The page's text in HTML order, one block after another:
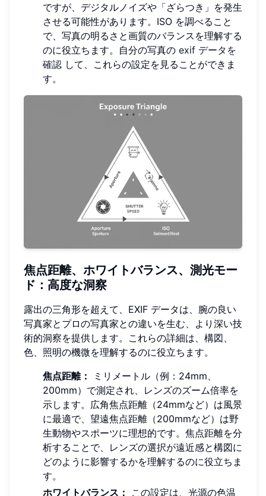
ですが、デジタルノイズや「ざらつき」を発生
させる可能性があります。ISO を調べること
で、写真の明るさと画質のバランスを理解する
のに役立ちます。自分の写真の exif データを
確認 して、これらの設定を見ることができま
す。
焦点距離、ホワイトバランス、測光モー
ド：高度な洞察
露出の三角形を超えて、EXIF データは、腕の良い
写真家とプロの写真家との違いを生む、より深い技
術的洞察を提供します。これらの詳細は、構図、
色、照明の機微を理解するのに役立ちます。
焦点距離：
ミリメートル（例：24mm、
200mm）で測定され、レンズのズーム倍率を
示します。広角焦点距離（24mmなど）は風景
に最適で、望遠焦点距離（200mmなど）は野
生動物やスポーツに理想的です。焦点距離を分
析することで、レンズの選択が遠近感と構図に
どのように影響するかを理解するのに役立ちま
す。
ホワイトバランス：
この設定は、光源の色温